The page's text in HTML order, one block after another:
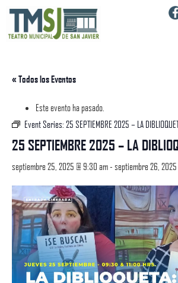
« Todos los Eventos
Este evento ha pasado.
Event Series: 25 SEPTIEMBRE 2025 – LA
25 SEPTIEMBRE 2025 – LA
septiembre 25, 2025 @ 9:30 am- septiembre 26, 2025